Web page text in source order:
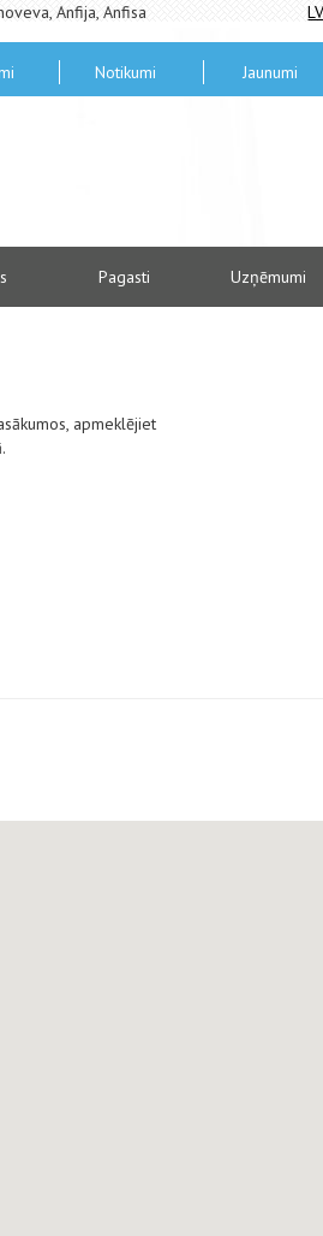
Anfija, Anfisa LV
Notikumi Jaunumi
Pagasti Uzņēmumi
apmeklējiet